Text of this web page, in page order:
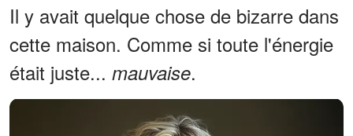
Il y avait quelque chose de bizarre dans
cette maison. Comme si toute l'énergie
était juste... mauvaise.